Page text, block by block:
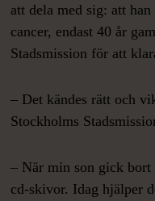
att dela med sig: att
cancer, endast 40 år
Stadsmission för att
– Det kändes rätt och
Stockholms
– När min son gick bort
cd-skivor. Idag hjälper